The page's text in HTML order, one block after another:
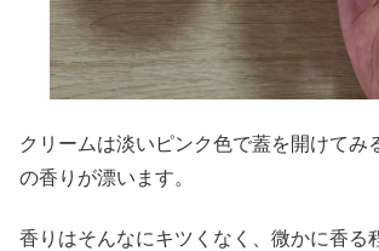
クリームは淡いピンク色で蓋を開けてみ
の香りが漂います。
香りはそんなにキツくなく、微かに香る